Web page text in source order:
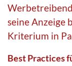
seine Anzeige
Kriterium in
Best Practices